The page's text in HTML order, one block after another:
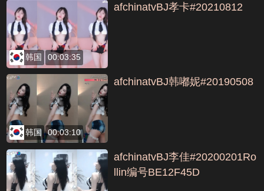
韩国 00:03:35
afchinatvBJ孝卡#20210812
韩国 00:03:10
afchinatvBJ韩嘟妮#20190508
afchinatvBJ李佳#20200201Ro
llin编号BE12F45D